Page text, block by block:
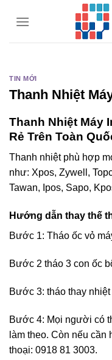
TIN MỚI
Thanh Nhiệt
Thanh Nhiệt Máy
Rẻ Trên Toàn
Thanh nhiệt phù hợp
như: Xpos, Zywell,
Tawan, Ipos, Sapo,
Hướng dẫn thay thế
Bước 1: Tháo ốc vỏ
Bước 2 tháo 3 con ốc
Bước 3: tháo thay
Bước 4: Mọi người có
làm theo. Còn nếu cần
thoại: 0918 81 3003.